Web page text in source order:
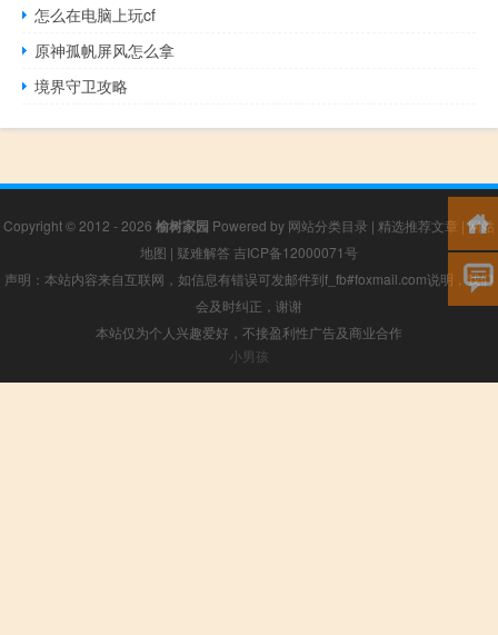
怎么在电脑上玩cf
原神孤帆屏风怎么拿
境界守卫攻略
Copyright © 2012 - 2026 榆树家园 Powered by 网站分类目录 | 精选推荐文章 |网站
地图 | 疑难解答 吉ICP备12000071号
声明：本站内容来自互联网，如信息有错误可发邮件到f_fb#foxmail.com说明，我们
会及时纠正，谢谢
本站仅为个人兴趣爱好，不接盈利性广告及商业合作
小男孩